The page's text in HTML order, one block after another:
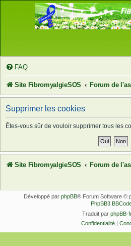
FAQ
Site FibromyalgieSOS Forum de
Supprimer les cookies
Êtes-vous sûr de vouloir supprimer tous les
Site FibromyalgieSOS Forum de
Développé par phpBB® Forum Software ©
PhpBB3
Traduit par phpBB-
Confidentialité|